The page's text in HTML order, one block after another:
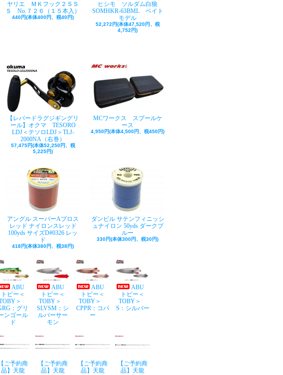
ヤリエ ＭＫフック２ＳＳ
Ｓ No.７２６（１５本入）
440円(本体400円、税40円)
ヒシモ ソルダム白狼
SOMHKR-63BML ベイト
モデル
52,272円(本体47,520円、税
4,752円)
【レバードラグジギングリ
ール】オクマ TESORO
LDJ＜テソロLDJ＞TLJ-
2000NA（右巻）
57,475円(本体52,250円、税
5,225円)
MCワークス スプールケ
ース
4,950円(本体4,500円、税450円)
アングル スーパーAプロス
レッド ナイロンスレッド
100yds サイズD#0326 レッ
ド
418円(本体380円、税38円)
ダンビル サテンフィニッシ
ュナイロン 50yds ダークブ
ルー
330円(本体300円、税30円)
ABU
トビー＜
＞
：グリ
ンゴール
ド
ABU
トビー＜
TOBY＞
SLVSM：シ
ルバーサー
モン
ABU
トビー＜
TOBY＞
CPPR：コパ
ー
ABU
トビー＜
TOBY＞
S：シルバー
【ご予約商
品】天龍
【ご予約商
品】天龍
【ご予約商
品】天龍
【ご予約商
品】天龍